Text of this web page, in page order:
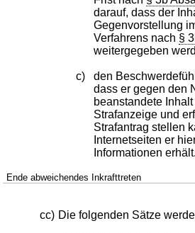
darauf, dass der
Gegenvorstellung
Verfahrens nach §
weitergegeben
c)
den
dass er gegen den
beanstandete
Strafanzeige und
Strafantrag stellen
Internetseiten er
Informationen
Ende abweichendes Inkrafttreten
cc) Die folgenden Sätze